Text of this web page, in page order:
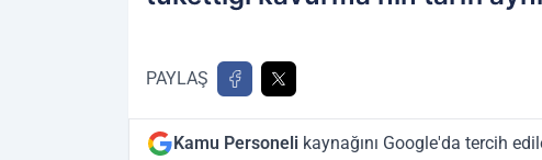
PAYLAŞ
Kamu Personeli kaynağını Google'da tercih